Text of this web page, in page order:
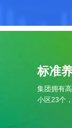
标准
集团拥有
小区23个